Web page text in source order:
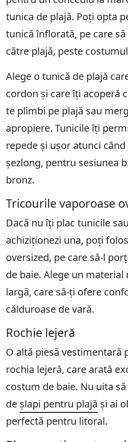
tunica de plajă. Poți opta
tunică înflorată, pe care
către plajă, peste
Alege o tunică de plajă
cordon și care îți acoperă
te plimbi pe plajă sau
apropiere. Tunicile îți
repede și ușor atunci
șezlong, pentru sesiunea
bronz.
Tricourile vaporoase
Dacă nu îți plac tunicile
achiziționezi una, poți
oversized, pe care să-l
de baie. Alege un
largă, care să-ți ofere
călduroase de vară.
Rochie lejeră
O altă piesă vestimentară
rochia lejeră, care arată
costum de baie. Nu uita
de șlapi pentru plajă și ai
perfectă pentru litoral.